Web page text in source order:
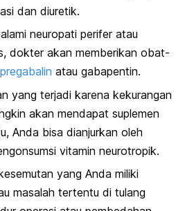
dan diuretik.
neuropati perifer atau
dokter akan memberikan obat-
pregabalin atau gabapentin.
yang terjadi karena kekurangan
akan mendapat suplemen
Anda bisa dianjurkan oleh
vitamin neurotropik.
yang Anda miliki
masalah tertentu di tulang